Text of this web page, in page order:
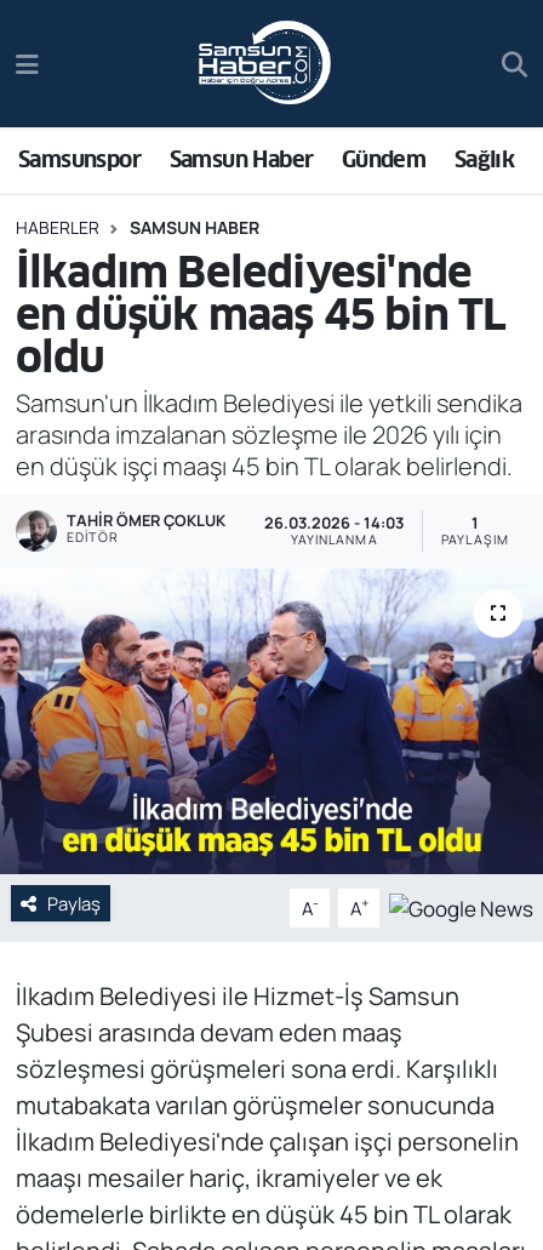
Samsunspor Samsun Haber Gündem Sağlık
HABERLER SAMSUN HABER
İlkadım Belediyesi'nde
en düşük maaş 45 bin TL
oldu
Samsun'un İlkadım Belediyesi ile yetkili sendika
arasında imzalanan sözleşme ile 2026 yılı için
en düşük işçi maaşı 45 bin TL olarak belirlendi.
TAHIR ÖMER ÇOKLUK
EDITÖR
26.03.2026 - 14:03
YAYINLANMA
1
PAYLAŞIM
Paylaş A- A+
İlkadım Belediyesi ile Hizmet-İş Samsun
Şubesi arasında devam eden maaş
sözleşmesi görüşmeleri sona erdi. Karşılıklı
mutabakata varılan görüşmeler sonucunda
İlkadım Belediyesi'nde çalışan işçi personelin
maaşı mesailer hariç, ikramiyeler ve ek
ödemelerle birlikte en düşük 45 bin TL olarak
Samsun Haber
Sağlık
Asayiş
Bilim ve Teknoloji
Bölge
Dünya
Ekonomi
Gündem
Özel Haber
POLİTİKA
Siyaset
Spor
Yerel
Trafik Durumu
Süper Lig Puan Durumu ve Fikstür
Tüm Manşetler
Son Dakika Haberleri
Haber Arşivi